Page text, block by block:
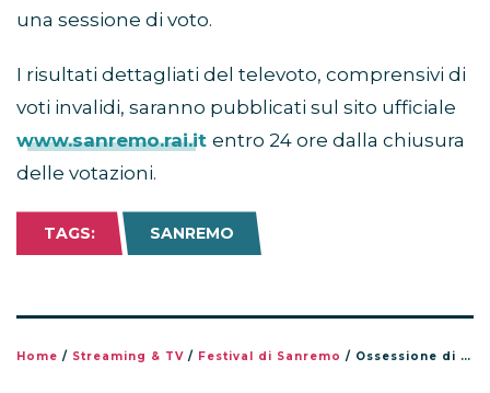
una sessione di voto.
I risultati dettagliati del televoto, comprensivi di
voti invalidi, saranno pubblicati sul sito ufficiale
www.sanremo.rai.it entro 24 ore dalla chiusura
delle votazioni.
TAGS: SANREMO
Home / Streaming & TV / Festival di Sanremo / Ossessione di Samurai Jay: la canzone di Sanremo 2026 più ascoltata in streaming